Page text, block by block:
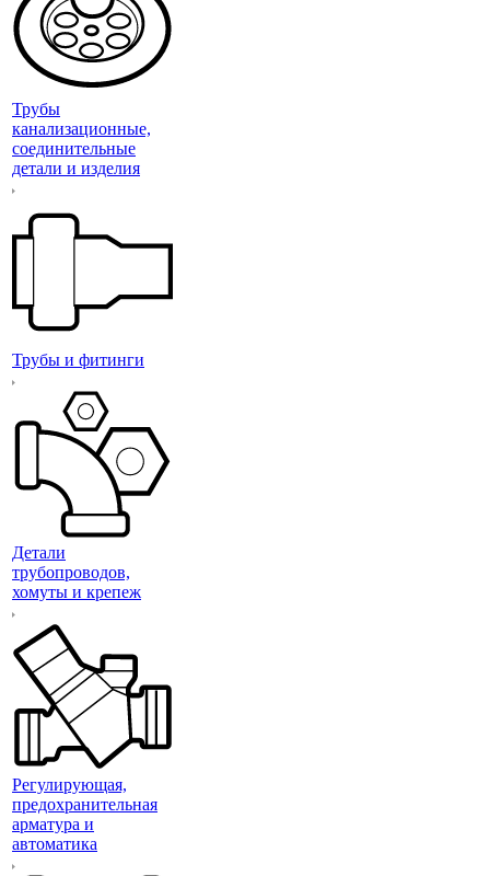
Трубы
канализационные,
соединительные
детали и изделия
Трубы и фитинги
Детали
трубопроводов,
хомуты и крепеж
Регулирующая,
предохранительная
арматура и
автоматика